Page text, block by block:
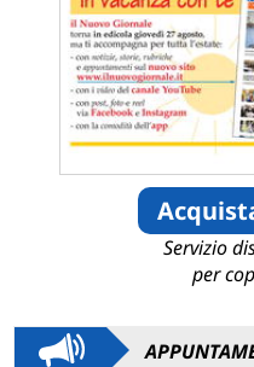
Servizio
per